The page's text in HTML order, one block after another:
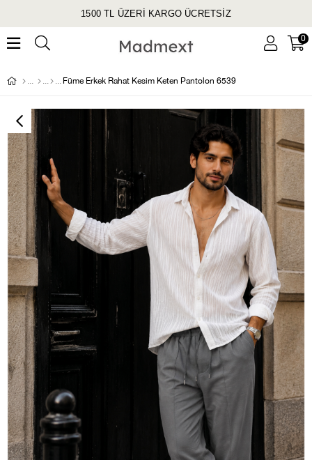
1500 TL ÜZERİ KARGO ÜCRETSİZ
0
Füme Erkek Rahat Kesim Keten Pantolon 6539